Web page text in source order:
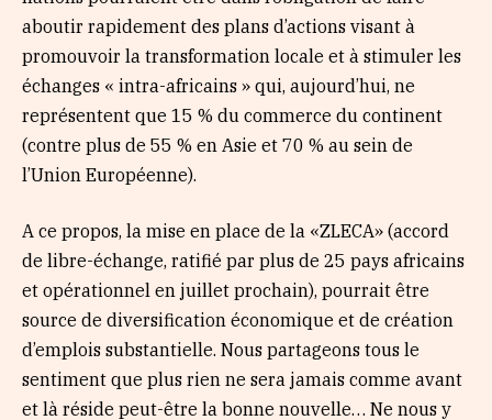
aboutir rapidement des plans d’actions visant à
promouvoir la transformation locale et à stimuler les
échanges « intra-africains » qui, aujourd’hui, ne
représentent que 15 % du commerce du continent
(contre plus de 55 % en Asie et 70 % au sein de
l’Union Européenne).
A ce propos, la mise en place de la «ZLECA» (accord
de libre-échange, ratifié par plus de 25 pays africains
et opérationnel en juillet prochain), pourrait être
source de diversification économique et de création
d’emplois substantielle. Nous partageons tous le
sentiment que plus rien ne sera jamais comme avant
et là réside peut-être la bonne nouvelle… Ne nous y